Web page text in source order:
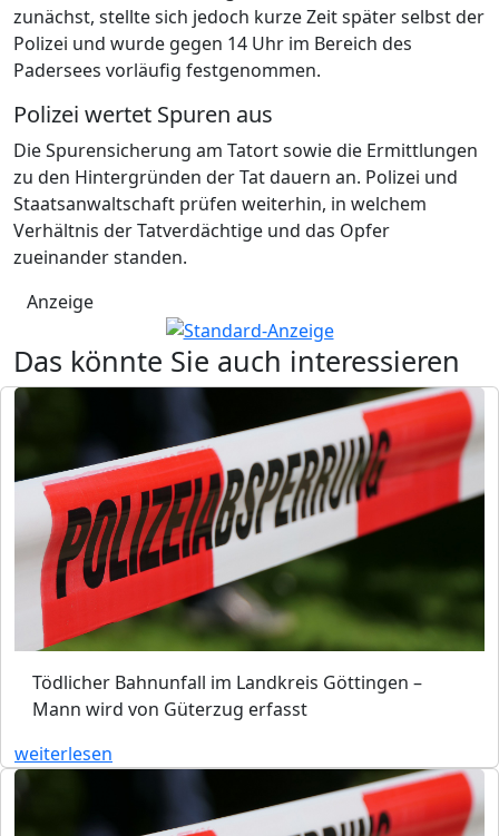
zunächst, stellte sich jedoch kurze Zeit später selbst der
Polizei und wurde gegen 14 Uhr im Bereich des
Padersees vorläufig festgenommen.
Polizei wertet Spuren aus
Die Spurensicherung am Tatort sowie die Ermittlungen
zu den Hintergründen der Tat dauern an. Polizei und
Staatsanwaltschaft prüfen weiterhin, in welchem
Verhältnis der Tatverdächtige und das Opfer
zueinander standen.
Anzeige
Das könnte Sie auch interessieren
Tödlicher Bahnunfall im Landkreis Göttingen –
Mann wird von Güterzug erfasst
weiterlesen